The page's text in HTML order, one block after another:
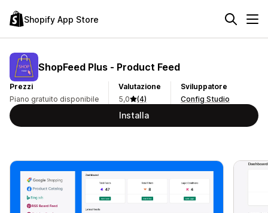
Shopify App Store
ShopFeed Plus ‑ Product Feed
Prezzi
Piano gratuito disponibile
Valutazione
5,0
(4)
Sviluppatore
Config Studio
Installa